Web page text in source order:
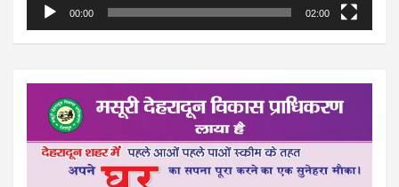
00:00 02:00